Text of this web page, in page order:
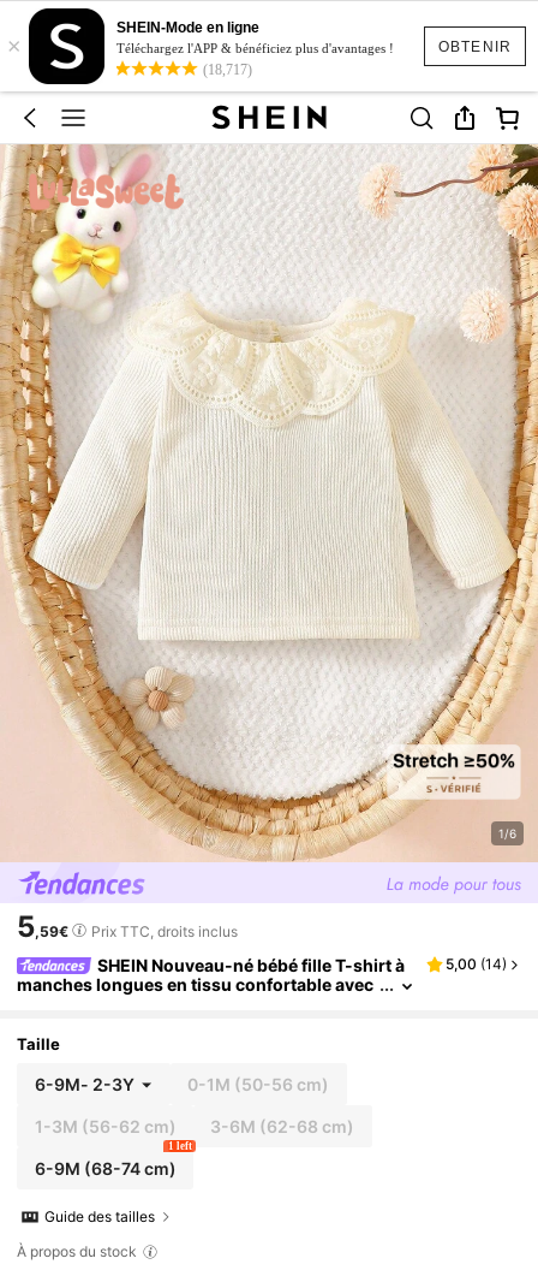
OBTENIR
×
SHEIN-Mode en ligne
Téléchargez l'APP & bénéficiez plus d'avantages !
(18,717)
1/6
5,59€ Prix TTC, droits inclus
SHEIN Nouveau-né bébé fille T-shirt à
manches longues en tissu confortable avec
5,00 (14)
Taille
6-9M- 2-3Y 0-1M (50-56 cm)
1-3M (56-62 cm) 3-6M (62-68 cm)
6-9M (68-74 cm)
1 left
Guide des tailles
À propos du stock